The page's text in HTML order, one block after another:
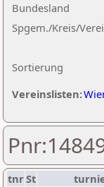
Sortierung
Bundesland
Spgem./Kreis/
Vereinslisten:
tnrSt